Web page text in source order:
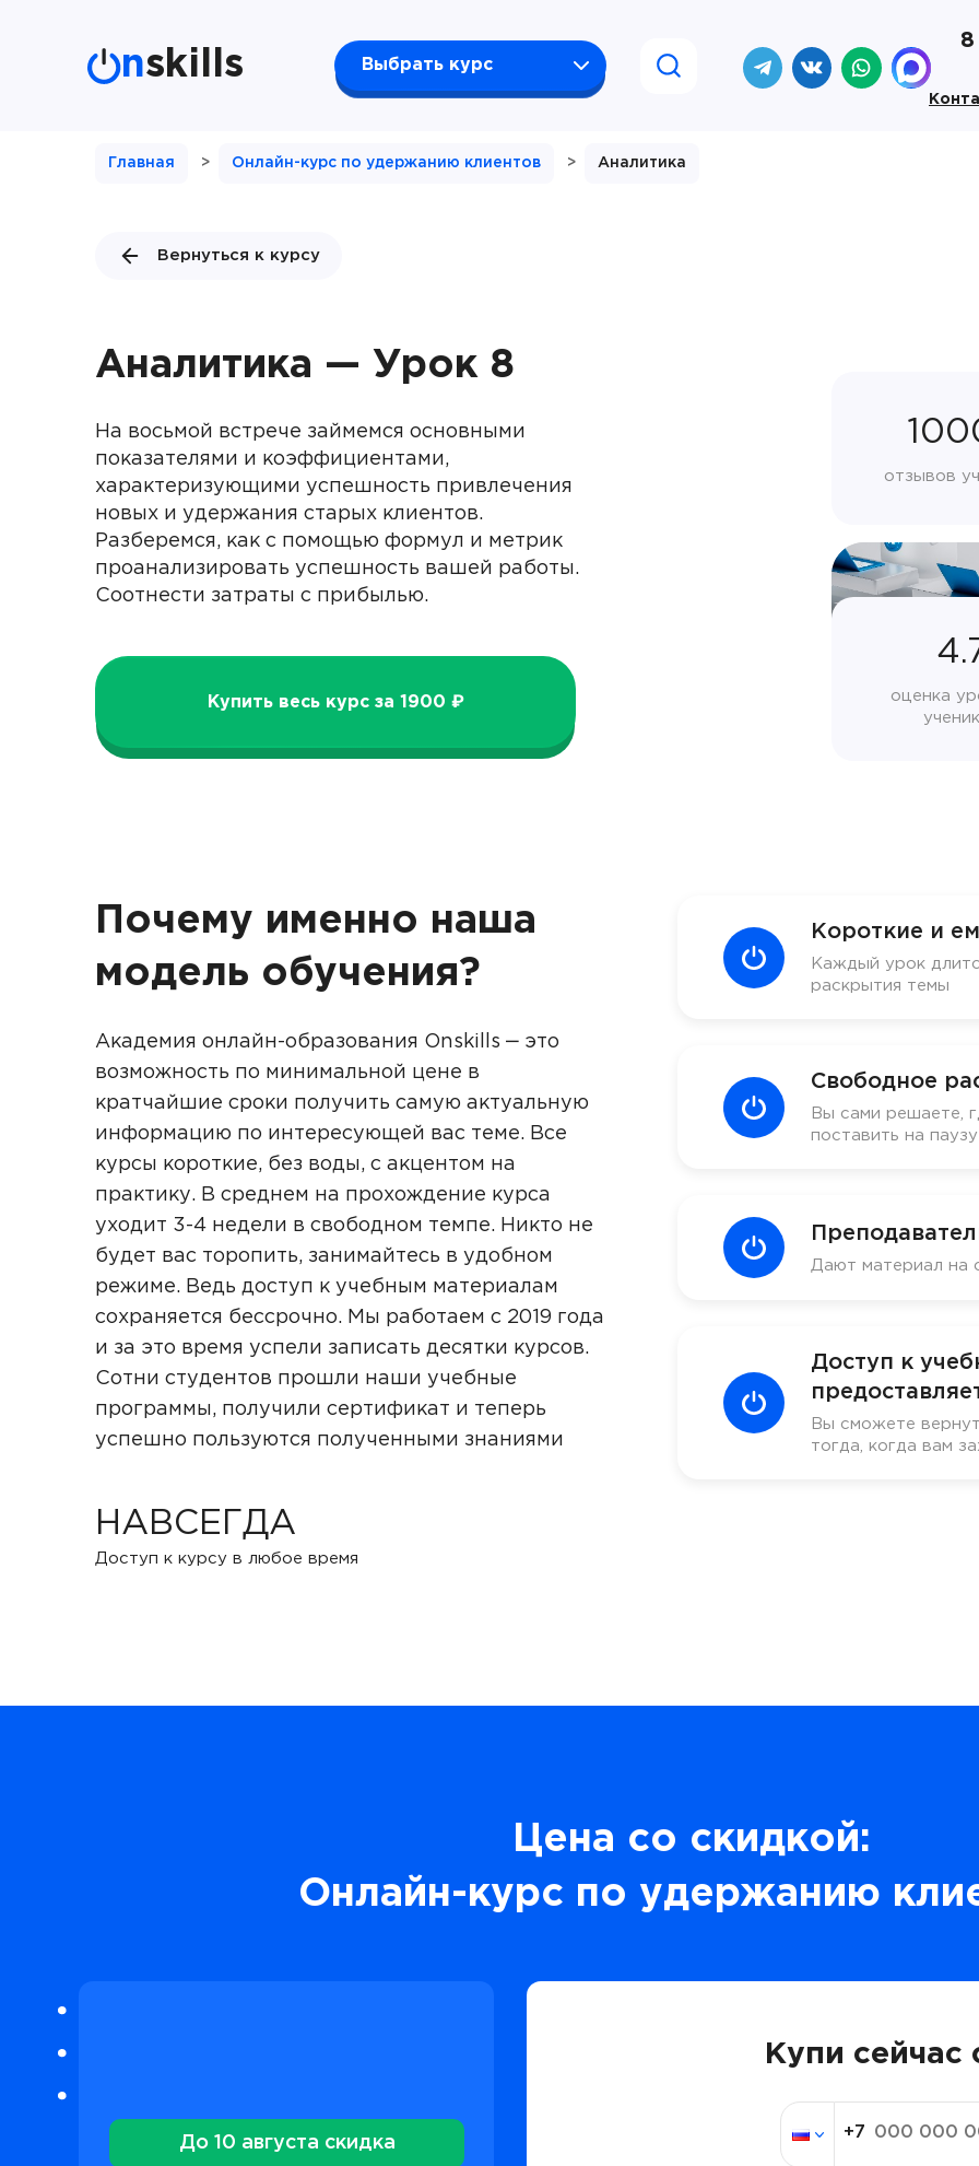
nskills Выбрать курс
8
Главная > Онлайн-курс по удержанию клиентов > Аналитика
Вернуться к курсу
Аналитика — Урок 8
На восьмой встрече займемся основными
показателями и коэффициентами,
характеризующими успешность привлечения
новых и удержания старых клиентов.
Разберемся, как с помощью формул и метрик
проанализировать успешность вашей работы.
Соотнести затраты с прибылью.
Купить весь курс за 1900 ₽
отзывов
оценка
Почему именно наша
модель обучения?
Академия онлайн-образования Onskills ‒ это
возможность по минимальной цене в
кратчайшие сроки получить самую актуальную
информацию по интересующей вас теме. Все
курсы короткие, без воды, с акцентом на
практику. В среднем на прохождение курса
уходит 3-4 недели в свободном темпе. Никто не
будет вас торопить, занимайтесь в удобном
режиме. Ведь доступ к учебным материалам
сохраняется бессрочно. Мы работаем с 2019 года
и за это время успели записать десятки курсов.
Сотни студентов прошли наши учебные
программы, получили сертификат и теперь
успешно пользуются полученными знаниями
НАВСЕГДА
Доступ к курсу в любое время
Короткие и
Каждый урок
раскрытия темы
Свободное
Вы сами решаете,
поставить на
Дают материал на
Доступ к
Вы сможете
тогда, когда вам
Цена со скидкой:
Онлайн-курс по удержанию
До 10 августа скидка
Купи сейчас